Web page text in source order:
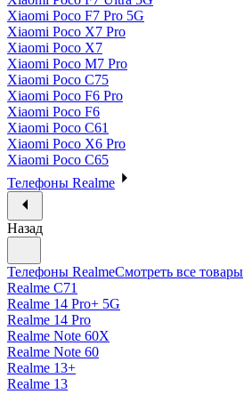
Xiaomi Poco F7 Pro 5G
Xiaomi Poco X7 Pro
Xiaomi Poco X7
Xiaomi Poco M7 Pro
Xiaomi Poco C75
Xiaomi Poco F6 Pro
Xiaomi Poco F6
Xiaomi Poco C61
Xiaomi Poco X6 Pro
Xiaomi Poco C65
Телефоны Realme
Назад
Телефоны RealmeСмотреть все товары
Realme C71
Realme 14 Pro+ 5G
Realme 14 Pro
Realme Note 60X
Realme Note 60
Realme 13+
Realme 13